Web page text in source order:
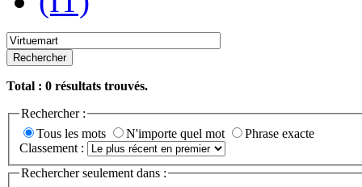
Rechercher
Total : 0 résultats trouvés.
Rechercher :
Tous les mots
N'importe quel mot
Phrase exacte
Classement :
Rechercher seulement dans :